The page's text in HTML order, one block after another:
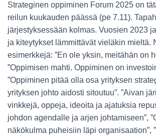
Strateginen oppiminen Forum 2025 on
reilun kuukauden päässä (pe 7.11).
järjestyksessään kolmas. Vuosien 2023
ja kiteytykset lämmittävät vieläkin mieltä.
esimerkkejä: ”En ole yksin, meitähän on
”Oppimisen mahti. Oppiminen on
”Oppiminen pitää olla osa yrityksen
yrityksen johto aidosti sitoutuu”. ”Aivan
vinkkejä, oppeja, ideoita ja ajatuksia
johdon agendalle ja arjen johtamiseen”,
näkökulma puheisiin läpi organisaation”,